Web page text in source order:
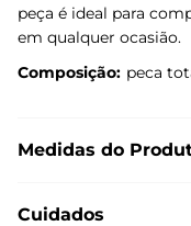
peça é ideal para
em qualquer ocasião.
Composição: peca
Medidas do
Cuidados